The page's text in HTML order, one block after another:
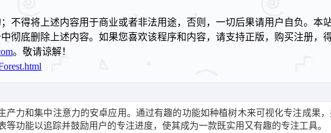
不得将上述内容用于商业或者非法用途，否则，一切后果请用户自负。
彻底删除上述内容。如果您喜欢该程序和内容，请支持正版，购买注册
。敬请谅解！
产力和集中注意力的安卓应用。通过有趣的功能如种植树木来可视化专注成果
功能以追踪并鼓励用户的专注进度，使其成为一款既实用又有趣的专注工具。